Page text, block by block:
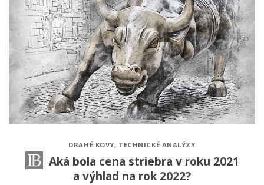
DRAHÉ KOVY, TECHNICKÉ ANALÝZY
Aká bola cena striebra v roku 2021
a výhlad na rok 2022?